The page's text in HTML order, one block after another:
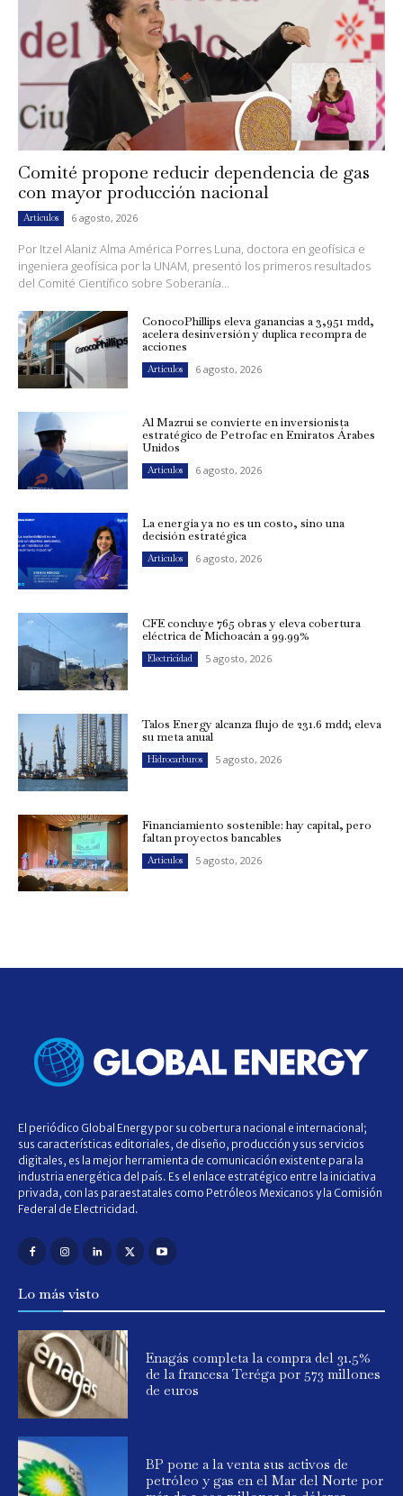
Comité propone reducir dependencia de gas
con mayor producción nacional
Artículos 6 agosto, 2026
Por Itzel Alaniz Alma América Porres Luna, doctora en geofísica e
ingeniera geofísica por la UNAM, presentó los primeros resultados
del Comité Científico sobre Soberanía...
ConocoPhillips eleva ganancias a 3,951 mdd,
acelera desinversión y duplica recompra de
acciones
Artículos 6 agosto, 2026
Al Mazrui se convierte en inversionista
estratégico de Petrofac en Emiratos Árabes
Unidos
Artículos 6 agosto, 2026
La energía ya no es un costo, sino una
decisión estratégica
Artículos 6 agosto, 2026
CFE concluye 765 obras y eleva cobertura
eléctrica de Michoacán a 99.99%
Electricidad 5 agosto, 2026
Talos Energy alcanza flujo de 231.6 mdd; eleva
su meta anual
Hidrocarburos 5 agosto, 2026
Financiamiento sostenible: hay capital, pero
faltan proyectos bancables
Artículos 5 agosto, 2026
El periódico Global Energy por su cobertura nacional e internacional;
sus características editoriales, de diseño, producción y sus servicios
digitales, es la mejor herramienta de comunicación existente para la
industria energética del país. Es el enlace estratégico entre la iniciativa
privada, con las paraestatales como Petróleos Mexicanos y la Comisión
Federal de Electricidad.
Lo más visto
Enagás completa la compra del 31.5%
de la francesa Teréga por 573 millones
de euros
BP pone a la venta sus activos de
petróleo y gas en el Mar del Norte por